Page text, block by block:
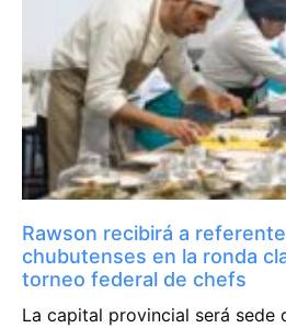
Rawson recibirá a
chubutenses en la ronda
torneo federal de chefs
La capital provincial será sede